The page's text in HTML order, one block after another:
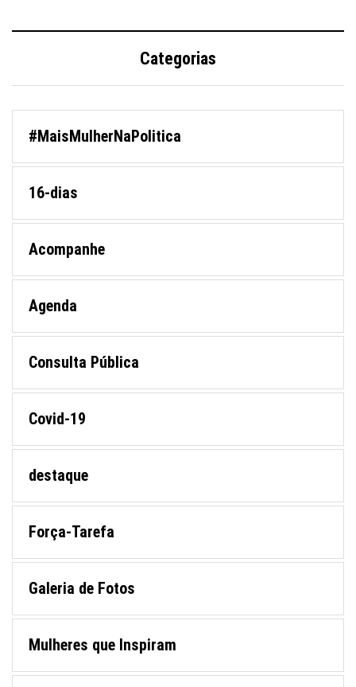
Categorias
#MaisMulherNaPolitica
16-dias
Acompanhe
Agenda
Consulta Pública
Covid-19
destaque
Força-Tarefa
Galeria de Fotos
Mulheres que Inspiram